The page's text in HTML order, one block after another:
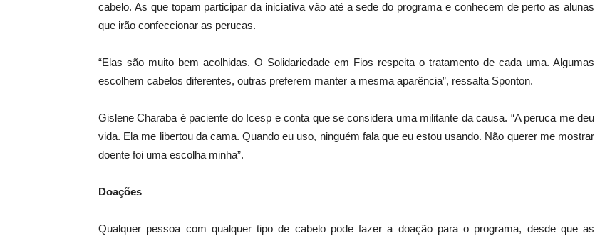
cabelo. As que topam participar da iniciativa vão até a sede do programa e conhecem de perto as alunas
que irão confeccionar as perucas.
“Elas são muito bem acolhidas. O Solidariedade em Fios respeita o tratamento de cada uma. Algumas
escolhem cabelos diferentes, outras preferem manter a mesma aparência”, ressalta Sponton.
Gislene Charaba é paciente do Icesp e conta que se considera uma militante da causa. “A peruca me deu
vida. Ela me libertou da cama. Quando eu uso, ninguém fala que eu estou usando. Não querer me mostrar
doente foi uma escolha minha”.
Doações
Qualquer pessoa com qualquer tipo de cabelo pode fazer a doação para o programa, desde que as